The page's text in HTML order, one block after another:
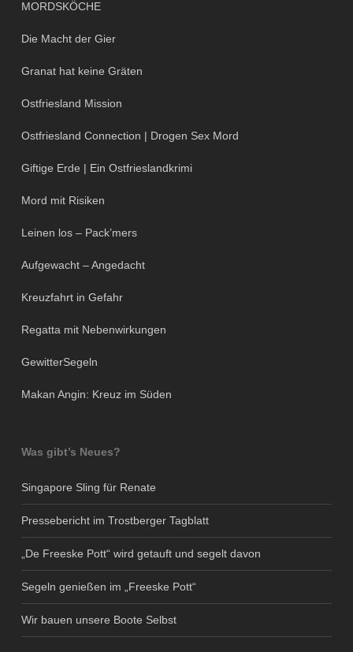
MORDSKÖCHE
Die Macht der Gier
Granat hat keine Gräten
Ostfriesland Mission
Ostfriesland Connection | Drogen Sex Mord
Giftige Erde | Ein Ostfrieslandkrimi
Mord mit Risiken
Leinen los – Pack’mers
Aufgewacht – Angedacht
Kreuzfahrt in Gefahr
Regatta mit Nebenwirkungen
GewitterSegeln
Makan Angin: Kreuz im Süden
Was gibt’s Neues?
Singapore Sling für Renate
Pressebericht im Trostberger Tagblatt
„De Freeske Pott“ wird getauft und segelt davon
Segeln genießen im „Freeske Pott“
Wir bauen unsere Boote Selbst